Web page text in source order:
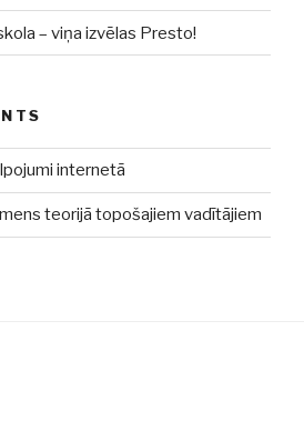
– viņa izvēlas Presto!
internetā
teorijā topošajiem vadītājiem